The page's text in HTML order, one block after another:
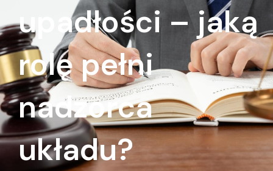
upadłości – jaką
rolę pełni
nadzorca
układu?